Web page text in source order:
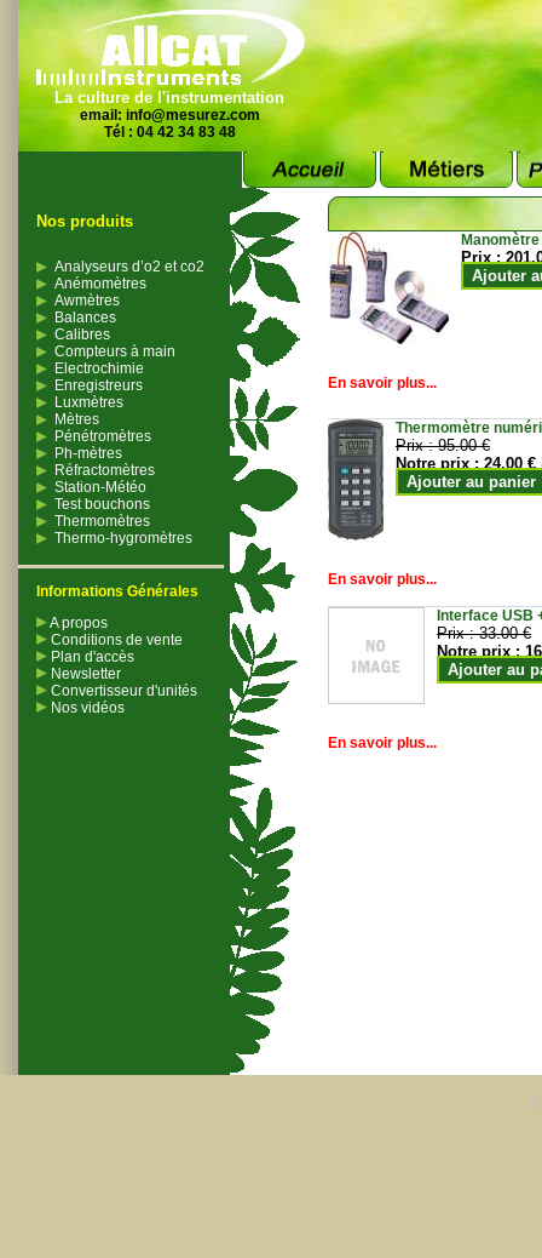
La culture de l'instrumentation
email: info@mesurez.com
Tél : 04 42 34 83 48
Nos produits
Analyseurs d’o2 et co2
Anémomètres
Awmètres
Balances
Calibres
Compteurs à main
Electrochimie
Enregistreurs
Luxmètres
Mètres
Pénétromètres
Ph-mètres
Réfractomètres
Station-Météo
Test bouchons
Thermomètres
Thermo-hygromètres
Informations Générales
A propos
Conditions de vente
Plan d'accès
Newsletter
Convertisseur d'unités
Nos vidéos
Prix :
Ajouter
En savoir plus...
Thermomètre
Prix :95.00 €
Notre prix :24.00 €
Ajouter au panier
En savoir plus...
Interface USB
Prix :33.00 €
Notre prix :
Ajouter au
En savoir plus...